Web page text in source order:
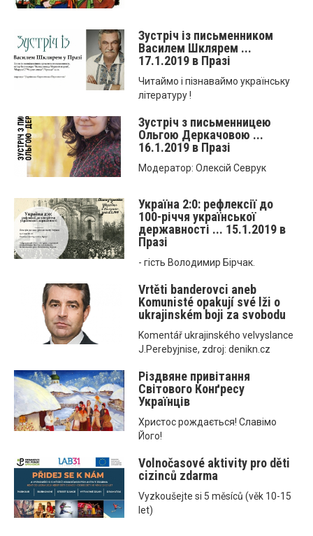
Зустріч із письменником
Василем Шклярем ...
17.1.2019 в Празі
Читаймо і пізнаваймо українську
літературу !
Зустріч з письменницею
Ольгою Деркачовою ...
16.1.2019 в Празі
Модератор: Олексій Севрук
Україна 2:0: рефлексії до
100-річчя української
державності ... 15.1.2019 в
Празі
- гість Володимир Бірчак.
Vrtěti banderovci aneb
Komunisté opakují své lži o
ukrajinském boji za svobodu
Komentář ukrajinského velvyslance
J.Perebyjnise, zdroj: denikn.cz
Різдвяне привітання
Світового Конґресу
Українців
Христос рождається! Славімо
Його!
Volnočasové aktivity pro děti
cizinců zdarma
Vyzkoušejte si 5 měsíců (věk 10-15
let)